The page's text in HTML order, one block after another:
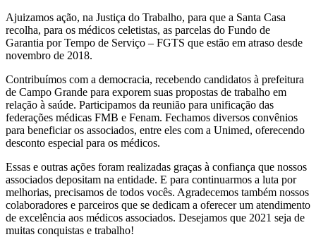
Ajuizamos ação, na Justiça do Trabalho, para que a Santa Casa
recolha, para os médicos celetistas, as parcelas do Fundo de
Garantia por Tempo de Serviço – FGTS que estão em atraso desde
novembro de 2018.
Contribuímos com a democracia, recebendo candidatos à prefeitura
de Campo Grande para exporem suas propostas de trabalho em
relação à saúde. Participamos da reunião para unificação das
federações médicas FMB e Fenam. Fechamos diversos convênios
para beneficiar os associados, entre eles com a Unimed, oferecendo
desconto especial para os médicos.
Essas e outras ações foram realizadas graças à confiança que nossos
associados depositam na entidade. E para continuarmos a luta por
melhorias, precisamos de todos vocês. Agradecemos também nossos
colaboradores e parceiros que se dedicam a oferecer um atendimento
de excelência aos médicos associados. Desejamos que 2021 seja de
muitas conquistas e trabalho!